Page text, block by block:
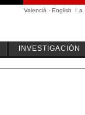
Valencià · English I a
INVESTIGACIÓN